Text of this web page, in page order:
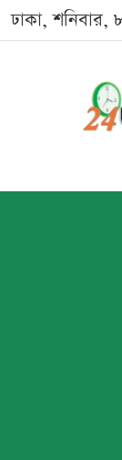
ঢাকা,